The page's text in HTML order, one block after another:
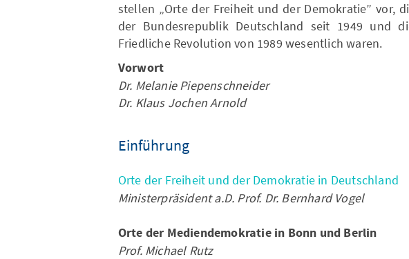
stellen „Orte der Freiheit und der Demokratie” vor,
der Bundesrepublik Deutschland seit 1949 und
Friedliche Revolution von 1989 wesentlich waren.
Vorwort
Dr. Melanie Piepenschneider
Dr. Klaus Jochen Arnold
Einführung
Orte der Freiheit und der Demokratie in Deutschland
Ministerpräsident a.D. Prof. Dr. Bernhard Vogel
Orte der Mediendemokratie in Bonn und Berlin
Prof. Michael Rutz